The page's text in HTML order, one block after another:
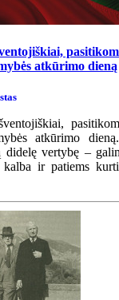
atkūrimo dieną
atkūrimo
didelę vertybę –
kalba ir patiems